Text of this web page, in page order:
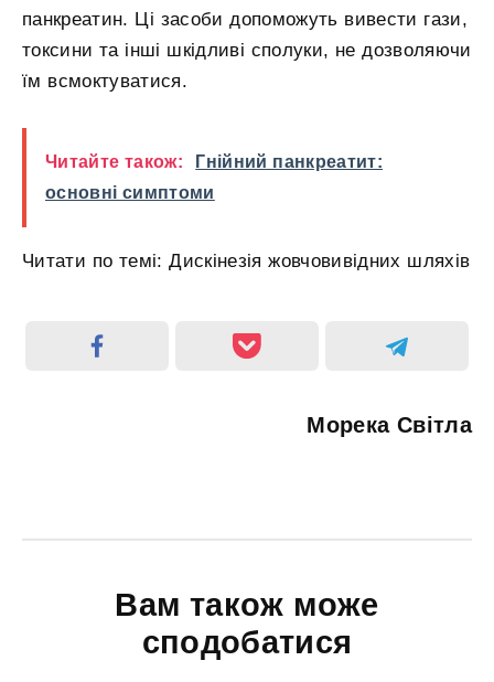
панкреатин. Ці засоби допоможуть вивести гази,
токсини та інші шкідливі сполуки, не дозволяючи
їм всмоктуватися.
Читайте також:
Гнійний панкреатит:
основні симптоми
Читати по темі: Дискінезія жовчовивідних шляхів
Морека Світла
Вам також може
сподобатися